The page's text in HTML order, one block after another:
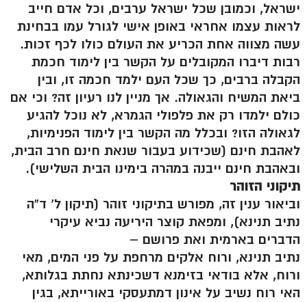
ישראל, וכמובן שכל ישראל ערבים, וכל אדם חייב
לראות עצמו אחראי באופן אישי לגורל עמו בבחינת
עשה מצווה אחת הכריע את העולם כולו לכף זכות.
רבות דיברו המקובלים על הקשר בין לימוד חכמת
הקבלה ברבים, כך שכל העם ילמד חכמה זו, ובין
ביאת המשיח והגאולה. אך מניין לנו רעיון זה? וכי אם
כולם ילמדו רק את פלפולי הגמרא, לא נוכל להגיע
לגאולה הזו? ובכלל מה הקשר בין לימוד הפנימיות,
לאהבת חינם (שכידוע בעבור שנאת חינם חרב הבית,
ובאהבת חינם ייבנה במהרה בימינו הבית השלישי).
תיקוני הזוהר
וביאור ענין זה, מפורש בתיקוני זוהר (תיקון ל’ ד”ה
נתיב תנינא), ומפאת קוצר היריעה נביא עיקרי
הדברים בארמית ואת פרושם –
נתיב תנינא, ורוח אלקים מרחפת על פני המים, מאי
ורוח, אלא בודאי בזימנא דשכינתא נחתת בגלותא,
האי רוח נשיב על אינון דמתעסקי באורייתא, בגין